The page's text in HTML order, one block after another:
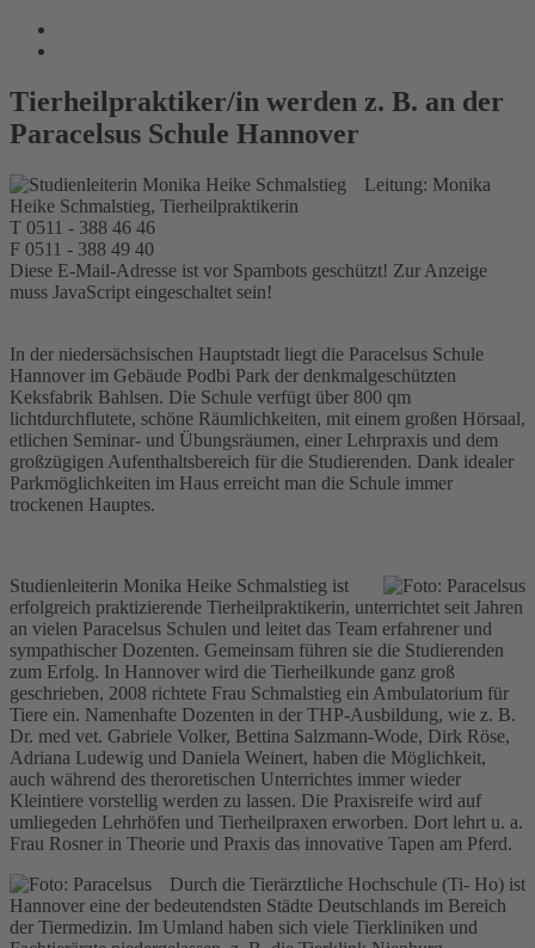
Tierheilpraktiker/in werden z. B. an der
Paracelsus Schule Hannover
Leitung: Monika
Heike Schmalstieg, Tierheilpraktikerin
T 0511 - 388 46 46
F 0511 - 388 49 40
Diese E-Mail-Adresse ist vor Spambots geschützt! Zur Anzeige
muss JavaScript eingeschaltet sein!
In der niedersächsischen Hauptstadt liegt die Paracelsus Schule
Hannover im Gebäude Podbi Park der denkmalgeschützten
Keksfabrik Bahlsen. Die Schule verfügt über 800 qm
lichtdurchflutete, schöne Räumlichkeiten, mit einem großen Hörsaal,
etlichen Seminar- und Übungsräumen, einer Lehrpraxis und dem
großzügigen Aufenthaltsbereich für die Studierenden. Dank idealer
Parkmöglichkeiten im Haus erreicht man die Schule immer
trockenen Hauptes.
Studienleiterin Monika Heike Schmalstieg ist
erfolgreich praktizierende Tierheilpraktikerin, unterrichtet seit Jahren
an vielen Paracelsus Schulen und leitet das Team erfahrener und
sympathischer Dozenten. Gemeinsam führen sie die Studierenden
zum Erfolg. In Hannover wird die Tierheilkunde ganz groß
geschrieben, 2008 richtete Frau Schmalstieg ein Ambulatorium für
Tiere ein. Namenhafte Dozenten in der THP-Ausbildung, wie z. B.
Dr. med vet. Gabriele Volker, Bettina Salzmann-Wode, Dirk Röse,
Adriana Ludewig und Daniela Weinert, haben die Möglichkeit,
auch während des theroretischen Unterrichtes immer wieder
Kleintiere vorstellig werden zu lassen. Die Praxisreife wird auf
umliegeden Lehrhöfen und Tierheilpraxen erworben. Dort lehrt u. a.
Frau Rosner in Theorie und Praxis das innovative Tapen am Pferd.
Durch die Tierärztliche Hochschule (Ti- Ho) ist
Hannover eine der bedeutendsten Städte Deutschlands im Bereich
der Tiermedizin. Im Umland haben sich viele Tierkliniken und